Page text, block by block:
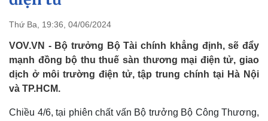
Nhận diện sự thật
Thứ Ba, 19:36, 04/06/2024
VOV.VN - Bộ trưởng Bộ Tài chính khẳng định, sẽ đẩy
mạnh đồng bộ thu thuế sàn thương mại điện tử, giao
dịch ở môi trường điện tử, tập trung chính tại Hà Nội
và TP.HCM.
Chiều 4/6, tại phiên chất vấn Bộ trưởng Bộ Công Thương,